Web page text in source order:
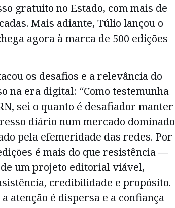
gratuito no Estado, com mais de
Mais adiante, Túlio lançou o
agora à marca de 500 edições
os desafios e a relevância do
na era digital: “Como testemunha
sei o quanto é desafiador manter
diário num mercado dominado
pela efemeridade das redes. Por
é mais do que resistência —
um projeto editorial viável,
credibilidade e propósito.
atenção é dispersa e a confiança